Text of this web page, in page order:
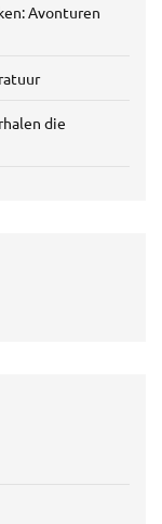
Avonturen
die